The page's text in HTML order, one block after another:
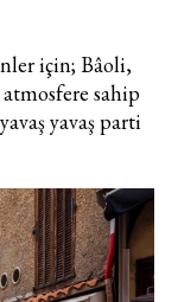
için; Bâoli,
sahip
yavaş parti